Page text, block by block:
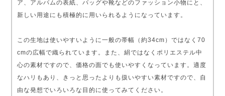
ア、アルバムの表紙、バッグや靴などのファッション小物にと、
新しい用途にも積極的に用いられるようになっています。
この生地は使いやすいように一般の帯幅（約34cm）ではなく70
cmの広幅で織られています。また、絹ではなくポリエステル中
心の素材ですので、価格の面でも使いやすくなっています。適度
なハリもあり、きっと思ったよりも扱いやすい素材ですので、自
由な発想でいろいろな目的に使ってみてください。